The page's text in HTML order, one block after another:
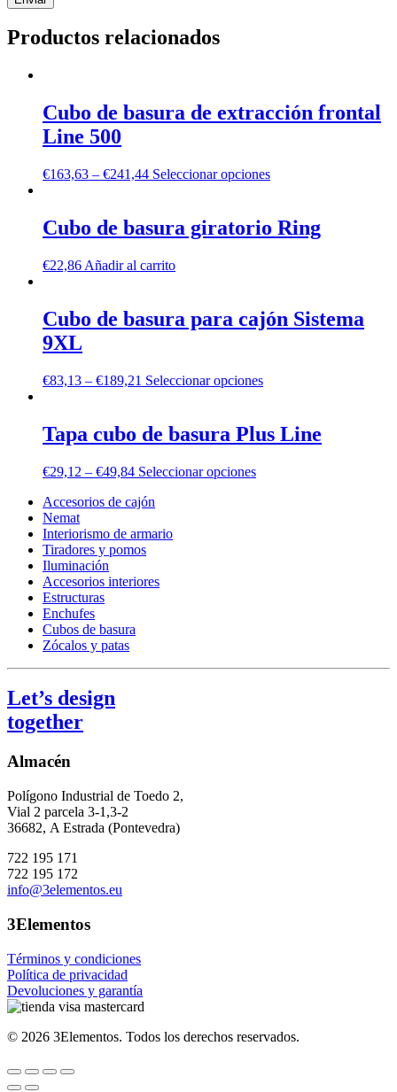
Productos relacionados
Cubo de basura de extracción frontal
Line 500
€163,63 – €241,44 Seleccionar opciones
Cubo de basura giratorio Ring
€22,86 Añadir al carrito
Cubo de basura para cajón Sistema
9XL
€83,13 – €189,21 Seleccionar opciones
Tapa cubo de basura Plus Line
€29,12 – €49,84 Seleccionar opciones
Accesorios de cajón
Nemat
Interiorismo de armario
Tiradores y pomos
Iluminación
Accesorios interiores
Estructuras
Enchufes
Cubos de basura
Zócalos y patas
Let’s design
together
Almacén
Polígono Industrial de Toedo 2,
Vial 2 parcela 3-1,3-2
36682, A Estrada (Pontevedra)
722 195 171
722 195 172
info@3elementos.eu
3Elementos
Términos y condiciones
Política de privacidad
Devoluciones y garantía
© 2026 3Elementos. Todos los derechos reservados.